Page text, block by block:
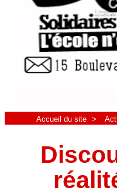
Accueil du site >